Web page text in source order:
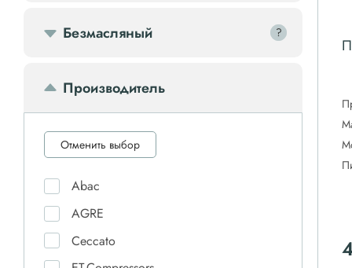
Безмасляный ?
?
Производитель
Отменить выбор
Abac
AGRE
Ceccato